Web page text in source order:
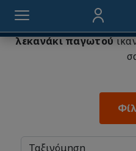
Λεκανάκια παγωτού
κατηγορία μπορείτε
λεκανάκι παγωτού